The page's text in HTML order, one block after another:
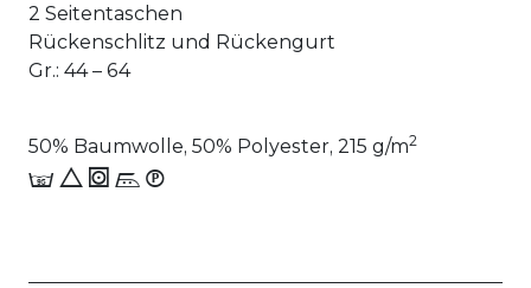
2 Seitentaschen
Rückenschlitz und Rückengurt
Gr.: 44 – 64
50% Baumwolle, 50% Polyester, 215 g/m2
E 8 1 n_W